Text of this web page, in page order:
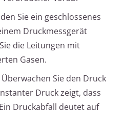
Sie ein geschlossenes
Druckmessgerät
die Leitungen mit
Gasen.
Überwachen Sie den Druck
Druck zeigt, dass
Druckabfall deutet auf